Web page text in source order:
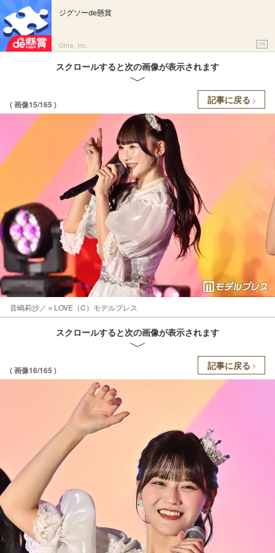
ジグソーde懸賞
Ohte, Inc. PR
スクロールすると次の画像が表示されます
( 画像15/165 ) 記事に戻る
音嶋莉沙／＝LOVE（C）モデルプレス
スクロールすると次の画像が表示されます
( 画像16/165 ) 記事に戻る